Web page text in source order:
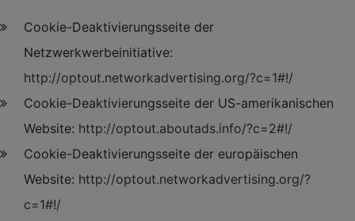
Cookie-Deaktivierungsseite der
Netzwerkwerbeinitiative:
http://optout.networkadvertising.org/?c=1#!/
Cookie-Deaktivierungsseite der US-amerikanischen
Website: http://optout.aboutads.info/?c=2#!/
Cookie-Deaktivierungsseite der europäischen
Website: http://optout.networkadvertising.org/?
c=1#!/